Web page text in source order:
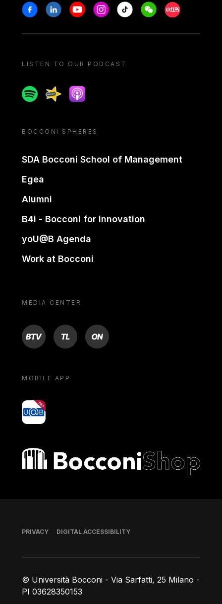
Stay in touch
FacebookLinkedinYoutubeInstagram
Tiktok WeechatXiaohongshu/
LISTEN TO OUR PODCAST
SpotifySpreakerApple podcast
BOCCONI SPHERES
SDA Bocconi School of Management
Egea
Alumni
B4i - Bocconi for innovation
yoU@B Agenda
Work at Bocconi
MEDIA CENTER
BTV TL ON
MOBILE APP
yoU@B
Bocconi shop
© Università Bocconi - Via Sarfatti, 25 Milano -
PI 03628350153
Footer
PRIVACY DIGITAL ACCESSIBILITY